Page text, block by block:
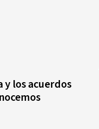
y los acuerdos